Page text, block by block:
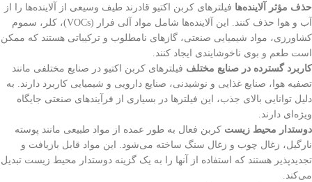
حذف مؤثر آلاینده‌ها فیلترهای کربن اکتیو قادرند طیف وسیعی از آلاینده‌ها را از
آب و هوا حذف کنند. این آلاینده‌ها شامل مواد آلی فرار (VOCs)، کلر، سموم
کشاورزی، مواد شیمیایی صنعتی، گازهای نامطلوب و ترکیباتی هستند که ممکن
است طعم و بوی ناخوشایندی ایجاد کنند.
کاربرد گسترده در صنایع مختلف فیلترهای کربن اکتیو در صنایع مختلفی مانند
تصفیه هوا، صنایع غذایی و نوشیدنی، صنایع دارویی و شیمیایی کاربرد دارند. به
دلیل توانایی بالای جذب، این فیلترها در بسیاری از فرآیندهای صنعتی جایگاه
ویژه‌ای دارند.
دوستدار محیط زیست کربن فعال به طور عمده از مواد طبیعی مانند پوسته
نارگیل، زغال چوب و زغال سنگ ساخته می‌شود. این مواد قابل بازیافت و
تجدیدپذیر هستند که استفاده از آنها را به یک گزینه دوستدار محیط زیست تبدیل
می‌کند.